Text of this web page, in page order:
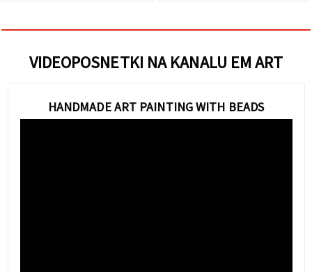
VIDEOPOSNETKI NA KANALU EM ART
HANDMADE ART PAINTING WITH BEADS